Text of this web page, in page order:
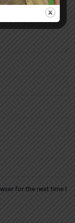
for the next time I